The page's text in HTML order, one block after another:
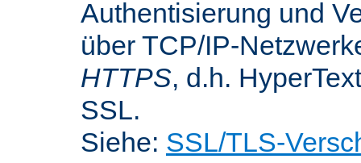
Authentisierung und
über TCP/IP-
HTTPS, d.h.
SSL.
Siehe: SSL/TLS-